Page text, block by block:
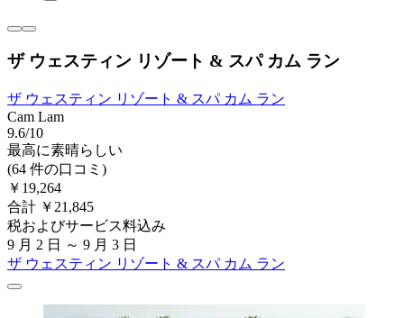
ザ ウェスティン リゾート & スパ カム ラン
ザ ウェスティン リゾート & スパ カム ラン
Cam Lam
9.6/10
最高に素晴らしい
(64 件の口コミ)
￥19,264
合計 ￥21,845
税およびサービス料込み
9 月 2 日 ～ 9 月 3 日
ザ ウェスティン リゾート & スパ カム ラン